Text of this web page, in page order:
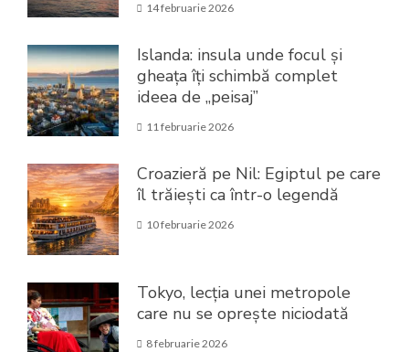
14 februarie 2026
Islanda: insula unde focul și
gheața îți schimbă complet
ideea de „peisaj”
11 februarie 2026
Croazieră pe Nil: Egiptul pe care
îl trăiești ca într-o legendă
10 februarie 2026
Tokyo, lecția unei metropole
care nu se oprește niciodată
8 februarie 2026